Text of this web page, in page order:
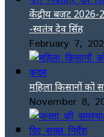
केंद्रीय बजट
-स्वतंत्र देव सिंह
February 7,
महिला किसानों को
November 8,